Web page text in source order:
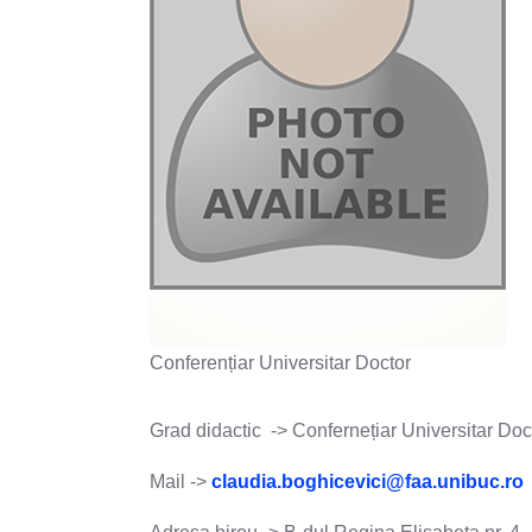
Conferențiar Universitar Doctor
Grad didactic -> Confernețiar Universitar
Mail -> claudia.boghicevici@faa.unibuc.ro